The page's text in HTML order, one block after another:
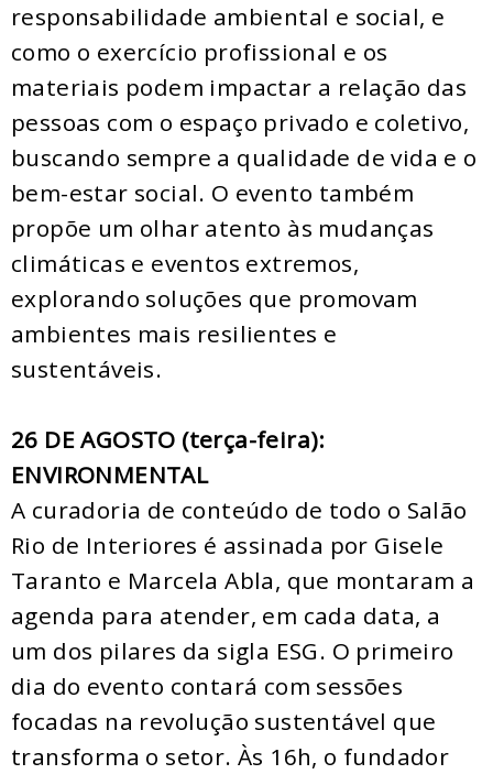
responsabilidade ambiental e social, e
como o exercício profissional e os
materiais podem impactar a relação das
pessoas com o espaço privado e coletivo,
buscando sempre a qualidade de vida e o
bem-estar social. O evento também
propõe um olhar atento às mudanças
climáticas e eventos extremos,
explorando soluções que promovam
ambientes mais resilientes e
sustentáveis.
26 DE AGOSTO (terça-feira):
ENVIRONMENTAL
A curadoria de conteúdo de todo o Salão
Rio de Interiores é assinada por Gisele
Taranto e Marcela Abla, que montaram a
agenda para atender, em cada data, a
um dos pilares da sigla ESG. O primeiro
dia do evento contará com sessões
focadas na revolução sustentável que
transforma o setor. Às 16h, o fundador